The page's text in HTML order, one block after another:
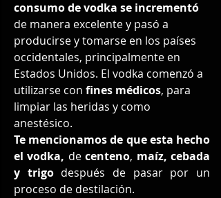
consumo de vodka se incrementó
de manera excelente y pasó a
producirse y tomarse en los países
occidentales, principalmente en
Estados Unidos. El vodka comenzó a
utilizarse con fines médicos, para
limpiar las heridas y como
anestésico.
Te mencionamos de que esta hecho
el vodka, de centeno, maíz, cebada
y trigo después de pasar por un
proceso de destilación.